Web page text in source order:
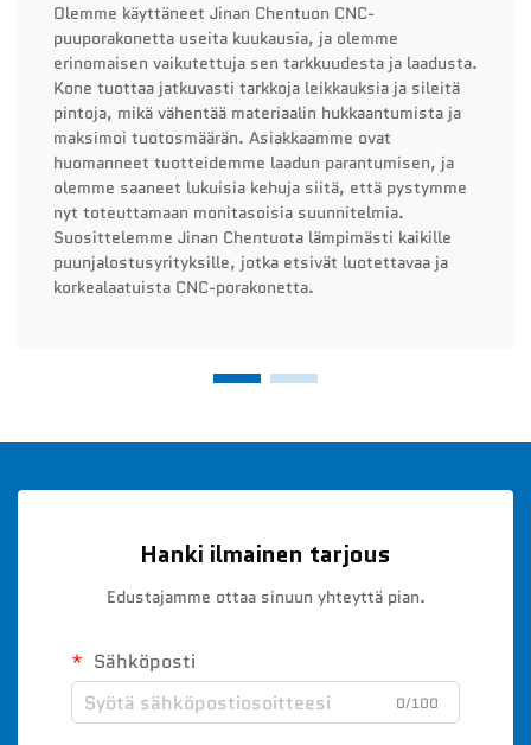
Olemme käyttäneet Jinan Chentuon CNC-
puuporakonetta useita kuukausia, ja olemme
erinomaisen vaikutettuja sen tarkkuudesta ja laadusta.
Kone tuottaa jatkuvasti tarkkoja leikkauksia ja sileitä
pintoja, mikä vähentää materiaalin hukkaantumista ja
maksimoi tuotosmäärän. Asiakkaamme ovat
huomanneet tuotteidemme laadun parantumisen, ja
olemme saaneet lukuisia kehuja siitä, että pystymme
nyt toteuttamaan monitasoisia suunnitelmia.
Suosittelemme Jinan Chentuota lämpimästi kaikille
puunjalostusyrityksille, jotka etsivät luotettavaa ja
korkealaatuista CNC-porakonetta.
Hanki ilmainen tarjous
Edustajamme ottaa sinuun yhteyttä pian.
Sähköposti
0/100